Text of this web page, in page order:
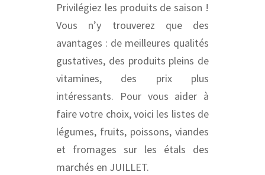
Privilégiez les produits de saison !
Vous n’y trouverez que des
avantages : de meilleures qualités
gustatives, des produits pleins de
vitamines, des prix plus
intéressants. Pour vous aider à
faire votre choix, voici les listes de
légumes, fruits, poissons, viandes
et fromages sur les étals des
marchés en JUILLET.